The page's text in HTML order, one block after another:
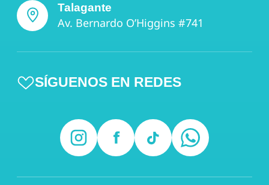
Talagante
Av. Bernardo O’Higgins #741
SÍGUENOS EN REDES